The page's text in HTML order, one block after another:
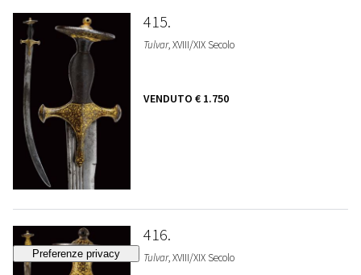
415
Tulvar, XVIII/XIX Secolo
VENDUTO € 1.750
416
Tulvar, XVIII/XIX Secolo